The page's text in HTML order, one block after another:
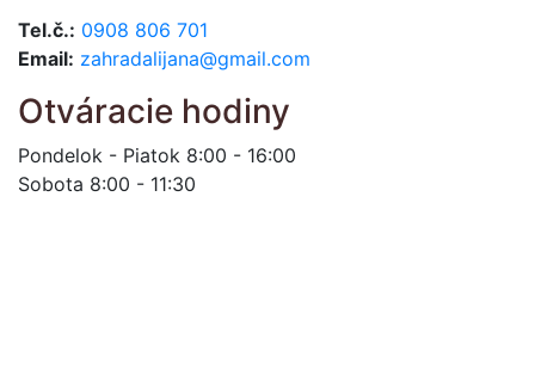
Tel.č.: 0908 806 701
Email: zahradalijana@gmail.com
Otváracie hodiny
Pondelok - Piatok 8:00 - 16:00
Sobota 8:00 - 11:30